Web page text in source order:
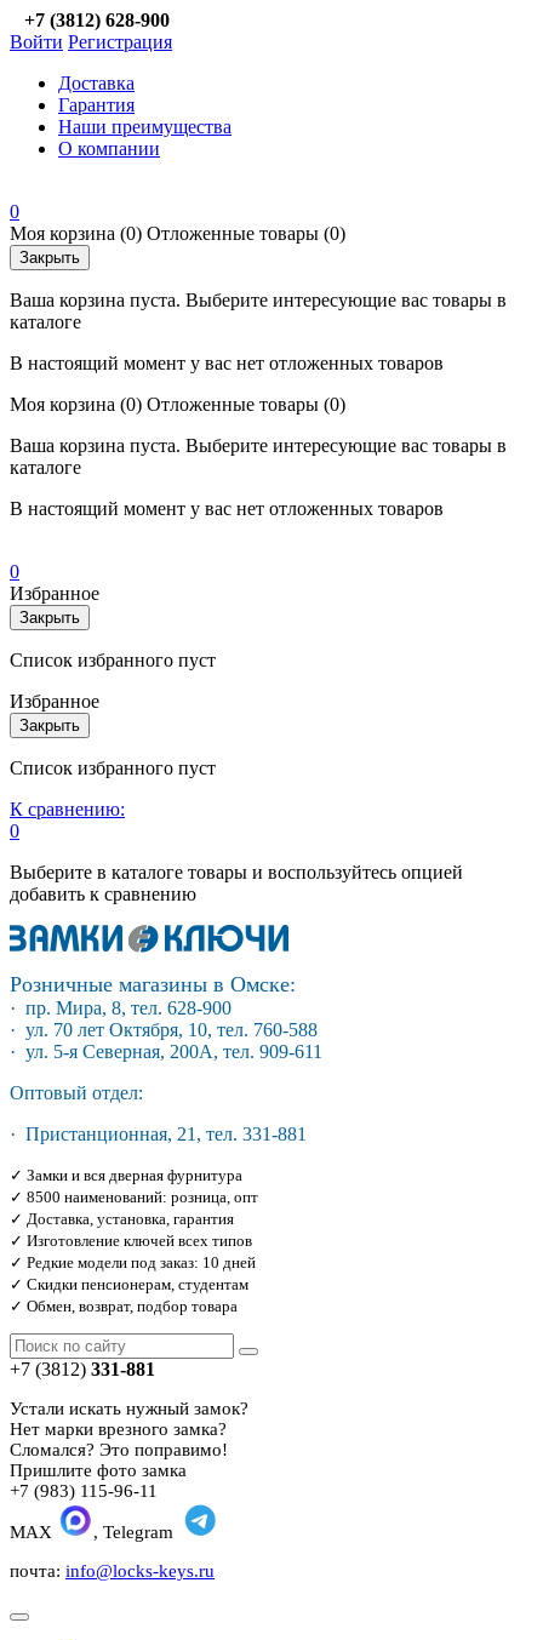
+7 (3812) 628-900
Войти Регистрация
Доставка
Гарантия
Наши преимущества
О компании
0
Моя корзина (0) Отложенные товары (0)
Закрыть
Ваша корзина пуста. Выберите интересующие вас товары в
каталоге
В настоящий момент у вас нет отложенных товаров
Моя корзина (0) Отложенные товары (0)
Ваша корзина пуста. Выберите интересующие вас товары в
каталоге
В настоящий момент у вас нет отложенных товаров
0
Избранное
Закрыть
Список избранного пуст
Избранное
Закрыть
Список избранного пуст
К сравнению:
0
Выберите в каталоге товары и воспользуйтесь опцией
добавить к сравнению
Розничные магазины в Омске:
· пр. Мира, 8, тел. 628-900
· ул. 70 лет Октября, 10, тел. 760-588
· ул. 5-я Северная, 200А, тел. 909-611
Оптовый отдел:
· Пристанционная, 21, тел. 331-881
✓ Замки и вся дверная фурнитура
✓ 8500 наименований: розница, опт
✓ Доставка, установка, гарантия
✓ Изготовление ключей всех типов
✓ Редкие модели под заказ: 10 дней
✓ Скидки пенсионерам, студентам
✓ Обмен, возврат, подбор товара
+7 (3812) 331-881
Устали искать нужный замок?
Нет марки врезного замка?
Сломался? Это поправимо!
Пришлите фото замка
+7 (983) 115-96-11
MAX
, Telegram
почта: info@locks-keys.ru